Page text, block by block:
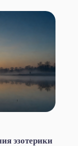
эзотерики